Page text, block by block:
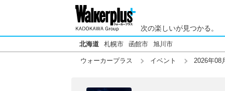
次の楽しいが見つかる。
北海道 札幌市 函館市 旭川市
ウォーカープラス イベント 2026年08